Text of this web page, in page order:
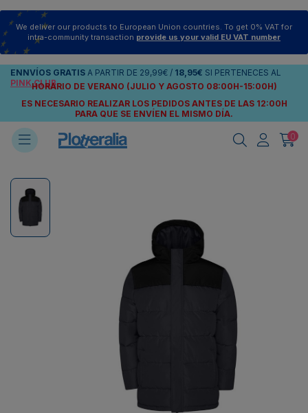
We deliver our products to European Union countries. To get 0% VAT for
intra-community transaction provide us your valid EU VAT number
ENNVÍOS GRATIS A PARTIR DE 29,99€ / 18,95€ SI PERTENECES AL
PINK CLUB
HORARIO DE VERANO (JULIO Y AGOSTO 08:00H-15:00H)
ES NECESARIO REALIZAR LOS PEDIDOS ANTES DE LAS 12:00H
PARA QUE SE ENVÍEN EL MISMO DÍA.
0